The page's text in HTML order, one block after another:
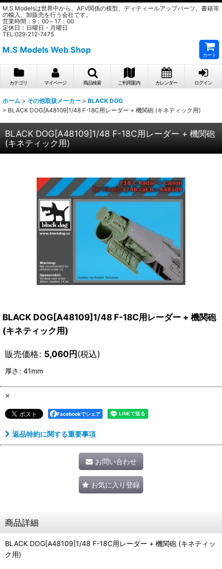
M.S Modelsは世界中から、AFV関係の模型、ディティールアップパーツ、書籍等
の輸入、卸販売を行う会社です。
営業時間：9：00～17：00
定休日：日曜日・月曜日
TEL:029-212-7475
M.S Models Web Shop
カート
カテゴリ マイページ 商品検索 ご利用案内 カレンダー ログイン
ホーム > その他取扱メーカー > BLACK DOG
> BLACK DOG[A48109]1/48 F-18C用レーダー + 機関砲 (キネティック用)
BLACK DOG[A48109]1/48 F-18C用レーダー + 機関砲
(キネティック用)
BLACK DOG[A48109]1/48 F-18C用レーダー + 機関砲
(キネティック用)
販売価格: 5,060円(税込)
厚さ : 41mm
×
Facebookでシェア
返品特約に関する重要事項
お問い合わせ
お気に入り登録
商品詳細
BLACK DOG[A48109]1/48 F-18C用レーダー + 機関砲 (キネティッ
ク用)